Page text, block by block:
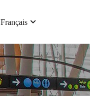
Français